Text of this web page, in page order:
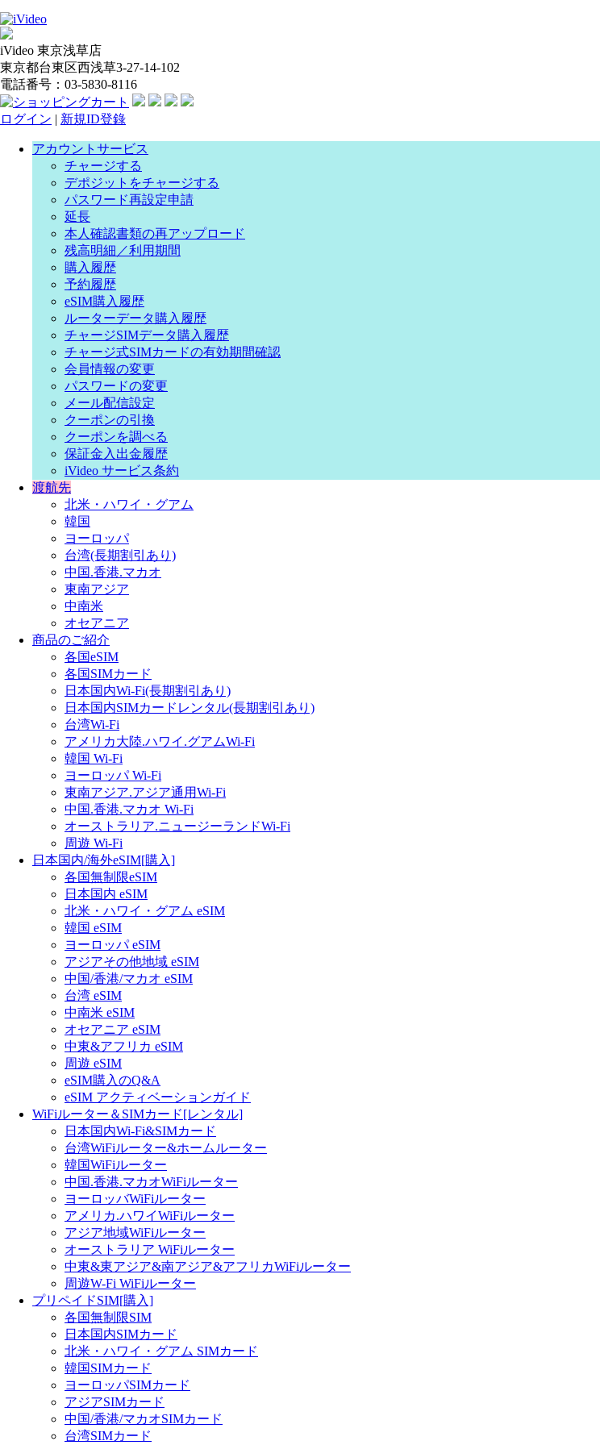
iVideo 東京浅草店
東京都台東区西浅草3-27-14-102
電話番号：03-5830-8116
ログイン | 新規ID登錄
アカウントサービス
チャージする
デポジットをチャージする
パスワード再設定申請
延長
本人確認書類の再アップロード
残高明細／利用期間
購入履歴
予約履歴
eSIM購入履歴
ルーターデータ購入履歴
チャージSIMデータ購入履歴
チャージ式SIMカードの有効期間確認
会員情報の変更
パスワードの変更
メール配信設定
クーポンの引換
クーポンを調べる
保証金入出金履歴
iVideo サービス条約
渡航先
北米・ハワイ・グアム
韓国
ヨーロッパ
台湾(長期割引あり)
中国.香港.マカオ
東南アジア
中南米
オセアニア
商品のご紹介
各国eSIM
各国SIMカード
日本国内Wi-Fi(長期割引あり)
日本国内SIMカードレンタル(長期割引あり)
台湾Wi-Fi
アメリカ大陸.ハワイ.グアムWi-Fi
韓国 Wi-Fi
ヨーロッパ Wi-Fi
東南アジア.アジア通用Wi-Fi
中国.香港.マカオ Wi-Fi
オーストラリア.ニュージーランドWi-Fi
周遊 Wi-Fi
日本国内/海外eSIM[購入]
各国無制限eSIM
日本国内 eSIM
北米・ハワイ・グアム eSIM
韓国 eSIM
ヨーロッパ eSIM
アジアその他地域 eSIM
中国/香港/マカオ eSIM
台湾 eSIM
中南米 eSIM
オセアニア eSIM
中東&アフリカ eSIM
周遊 eSIM
eSIM購入のQ&A
eSIM アクティベーションガイド
WiFiルーター＆SIMカード[レンタル]
日本国内Wi-Fi&SIMカード
台湾WiFiルーター&ホームルーター
韓国WiFiルーター
中国.香港.マカオWiFiルーター
ヨーロッバWiFiルーター
アメリカ.ハワイWiFiルーター
アジア地域WiFiルーター
オーストラリア WiFiルーター
中東&東アジア&南アジア&アフリカWiFiルーター
周遊W-Fi WiFiルーター
プリペイドSIM[購入]
各国無制限SIM
日本国内SIMカード
北米・ハワイ・グアム SIMカード
韓国SIMカード
ヨーロッパSIMカード
アジアSIMカード
中国/香港/マカオSIMカード
台湾SIMカード